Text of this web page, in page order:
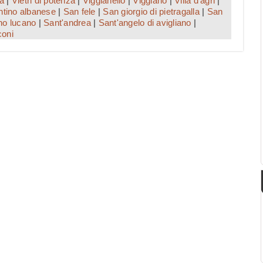
albanese| San fele | San giorgio di pietragalla| San
lucano | Sant'andrea| Sant'angelo di avigliano |